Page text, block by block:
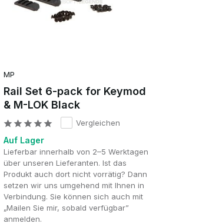
MP
Rail Set 6-pack for Keymod
& M-LOK Black
Vergleichen
Auf Lager
Lieferbar innerhalb von 2–5 Werktagen
über unseren Lieferanten. Ist das
Produkt auch dort nicht vorrätig? Dann
setzen wir uns umgehend mit Ihnen in
Verbindung. Sie können sich auch mit
„Mailen Sie mir, sobald verfügbar”
anmelden.